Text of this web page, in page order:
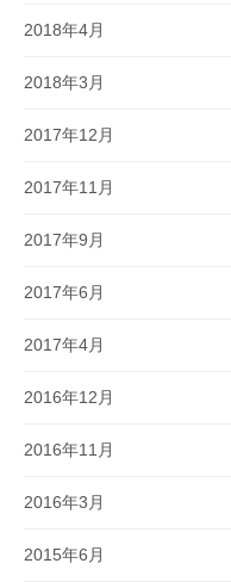
2018年4月
2018年3月
2017年12月
2017年11月
2017年9月
2017年6月
2017年4月
2016年12月
2016年11月
2016年3月
2015年6月